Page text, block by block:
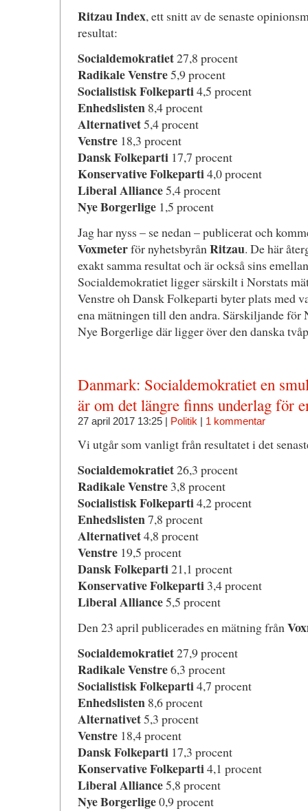
Ritzau Index, ett snitt av de senaste
resultat:
Socialdemokratiet27,8 procent
Radikale Venstre5,9 procent
Socialistisk Folkeparti4,5 procent
Enhedslisten8,4 procent
Alternativet5,4 procent
Venstre18,3 procent
Dansk Folkeparti17,7 procent
Konservative Folkeparti4,0 procent
Liberal Alliance5,4 procent
Nye Borgerlige1,5 procent
Jag har nyss – se nedan – publicerat och
Voxmeterför nyhetsbyrånRitzau. De här
exakt samma resultat och är också sins
Socialdemokratiet ligger särskilt i Norstats
Venstre oh Dansk Folkeparti byter plats med
ena mätningen till den andra. Särskiljande för
Nye Borgerlige där ligger över den danska
Danmark: Socialdemokratiet en
är om det längre finns underlag för
27 april 2017 13:25 | Politik | 1 kommentar
Vi utgår som vanligt från resultatet i det
Socialdemokratiet26,3 procent
Radikale Venstre3,8 procent
Socialistisk Folkeparti4,2 procent
Enhedslisten7,8 procent
Alternativet4,8 procent
Venstre19,5 procent
Dansk Folkeparti21,1 procent
Konservative Folkeparti3,4 procent
Liberal Alliance5,5 procent
Den 23 april publicerades en mätning från
Socialdemokratiet27,9 procent
Radikale Venstre6,3 procent
Socialistisk Folkeparti4,7 procent
Enhedslisten8,6 procent
Alternativet5,3 procent
Venstre18,4 procent
Dansk Folkeparti17,3 procent
Konservative Folkeparti4,1 procent
Liberal Alliance5,8 procent
Nye Borgerlige0,9 procent